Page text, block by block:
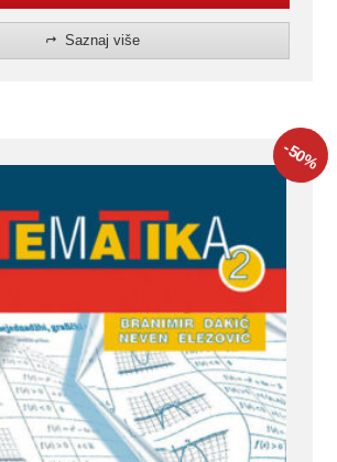
Saznaj više
-50%